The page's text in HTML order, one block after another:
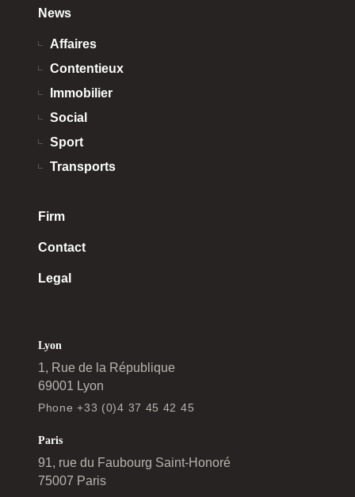
News
Affaires
Contentieux
Immobilier
Social
Sport
Transports
Firm
Contact
Legal
Lyon
1, Rue de la République
69001 Lyon
Phone +33 (0)4 37 45 42 45
Paris
91, rue du Faubourg Saint-Honoré
75007 Paris